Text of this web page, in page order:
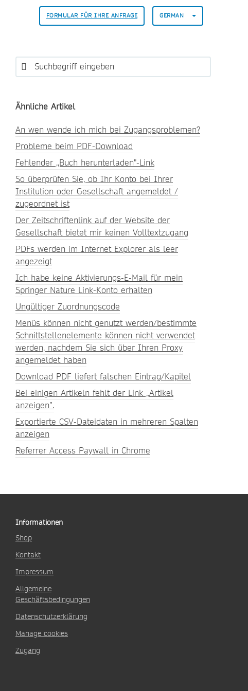
FORMULAR FÜR IHRE ANFRAGE GERMAN
Ähnliche Artikel
An wen wende ich mich bei Zugangsproblemen?
Probleme beim PDF-Download
Fehlender ,,Buch herunterladen"-Link
So überprüfen Sie, ob Ihr Konto bei Ihrer
Institution oder Gesellschaft angemeldet /
zugeordnet ist
Der Zeitschriftenlink auf der Website der
Gesellschaft bietet mir keinen Volltextzugang
PDFs werden im Internet Explorer als leer
angezeigt
Ich habe keine Aktivierungs-E-Mail für mein
Springer Nature Link-Konto erhalten
Ungültiger Zuordnungscode
Menüs können nicht genutzt werden/bestimmte
Schnittstellenelemente können nicht verwendet
werden, nachdem Sie sich über Ihren Proxy
angemeldet haben
Download PDF liefert falschen Eintrag/Kapitel
Bei einigen Artikeln fehlt der Link „Artikel
anzeigen”.
Exportierte CSV-Dateidaten in mehreren Spalten
anzeigen
Referrer Access Paywall in Chrome
Informationen
Shop
Kontakt
Impressum
Allgemeine
Geschäftsbedingungen
Datenschutzerklärung
Manage cookies
Zugang